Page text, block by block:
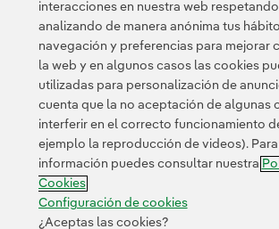
Contacta Clientes Política de Privacidad
Transparencia en el uso de la IA Política
Configuración de cookies Accesibilidad
© 2026 Iberdrola, S.A. Reservados
interacciones en nuestra web
analizando de manera anónima tus
navegación y preferencias para mejorar
la web y en algunos casos las cookies
utilizadas para personalización de
cuenta que la no aceptación de algunas
interferir en el correcto funcionamiento
ejemplo la reproducción de videos). Para
información puedes consultar nuestra
Cookies
Configuración de cookies
¿Aceptas las cookies?